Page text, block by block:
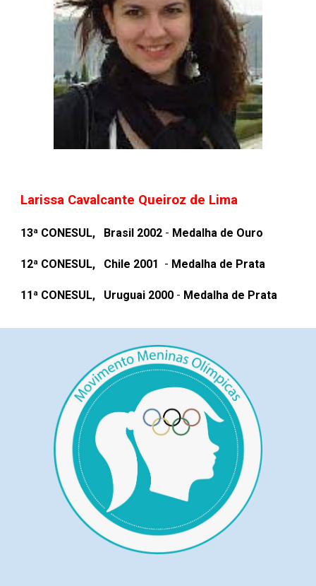
Larissa Cavalcante Queiroz de Lima
13ª CONESUL, Brasil 2002 - Medalha de Ouro
12ª CONESUL, Chile 2001 - Medalha de Prata
11ª CONESUL, Uruguai 2000 - Medalha de Prata